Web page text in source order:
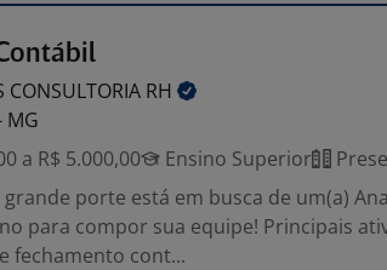
RH
MG
a R$ 5.000,00
Ensino Superior
porte está em busca de um(a)
para compor sua equipe! Principais
fechamento cont...